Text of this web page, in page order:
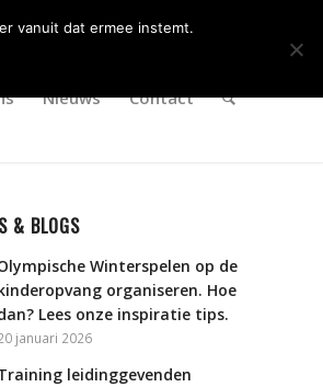
Nieuws Contact
& BLOGS
Winterspelen op de
organiseren. Hoe
Lees onze inspiratie tips.
januari 2026
leidinggevenden
vanuit dat ermee instemt.